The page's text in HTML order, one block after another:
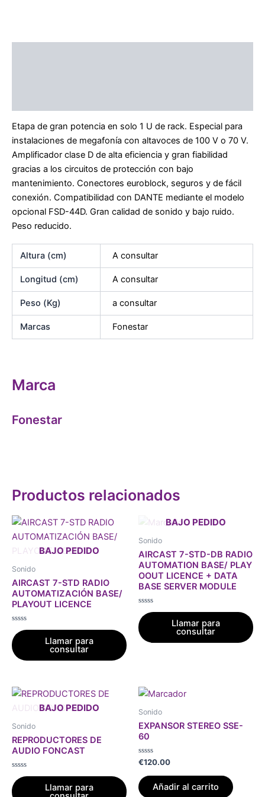
Etapa de gran potencia en solo 1 U de rack. Especial para
instalaciones de megafonía con altavoces de 100 V o 70 V.
Amplificador clase D de alta eficiencia y gran fiabilidad
gracias a los circuitos de protección con bajo
mantenimiento. Conectores euroblock, seguros y de fácil
conexión. Compatibilidad con DANTE mediante el modelo
opcional FSD-44D. Gran calidad de sonido y bajo ruido.
Peso reducido.
Altura (cm) A consultar
Longitud (cm) A consultar
Peso (Kg) a consultar
Marcas Fonestar
Marca
Fonestar
Productos relacionados
Sonido
AIRCAST 7-STD RADIO
AUTOMATIZACIÓN BASE/
PLAYOUT LICENCE
Valorado
con
0
de
5
Llamar para
consultar
Sonido
AIRCAST 7-STD-DB RADIO
AUTOMATION BASE/ PLAY
OOUT LICENCE + DATA
BASE SERVER MODULE
Valorado
con
0
de
5
Llamar para
consultar
Sonido
REPRODUCTORES DE
AUDIO FONCAST
Valorado
con
0
Llamar para
Sonido
EXPANSOR STEREO SSE-
60
Valorado
de
5
€120.00
Añadir al carrito